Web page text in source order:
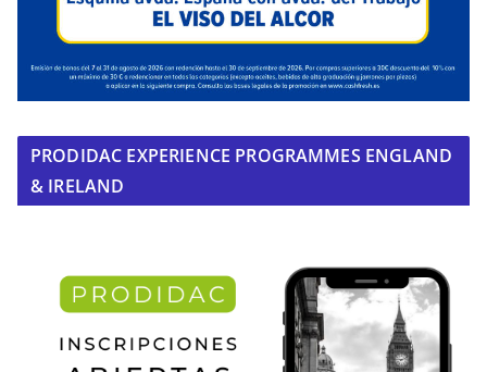
PRODIDAC EXPERIENCE PROGRAMMES ENGLAND
& IRELAND